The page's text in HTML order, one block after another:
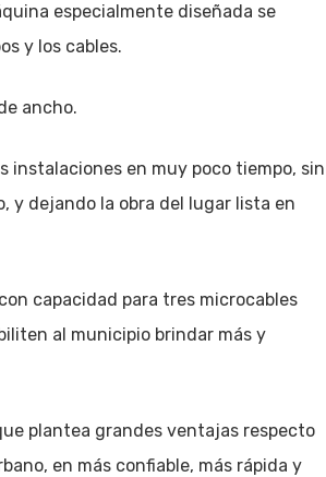
especialmente diseñada se
y los cables.
ancho.
instalaciones en muy poco tiempo, sin
y dejando la obra del lugar lista en
capacidad para tres microcables
al municipio brindar más y
plantea grandes ventajas respecto
en más confiable, más rápida y